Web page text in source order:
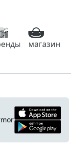
магазин